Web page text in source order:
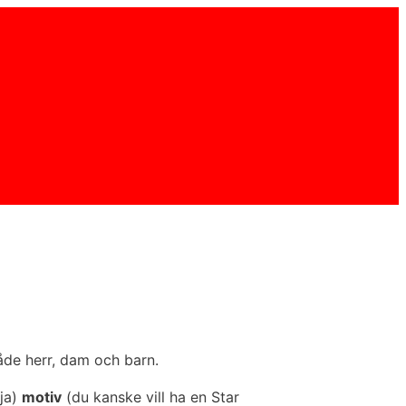
herr, dam och barn.
motiv (du kanske vill ha en Star